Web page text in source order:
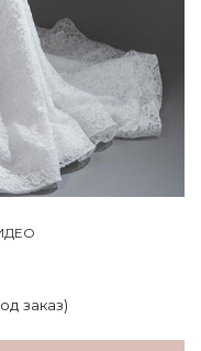
заказ)